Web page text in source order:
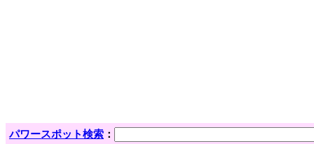
パワースポット検索 ：